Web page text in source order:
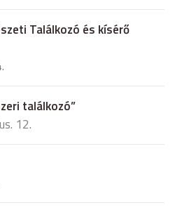
Találkozó és kísérő
találkozó”
12.